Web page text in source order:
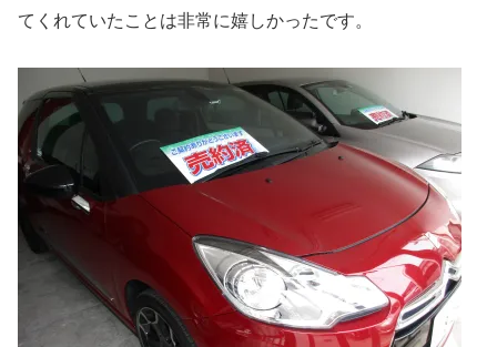
てくれていたことは非常に嬉しかったです。